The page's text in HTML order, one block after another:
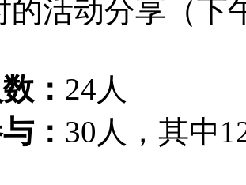
的活动分享（下
： 24人
： 30人，其中